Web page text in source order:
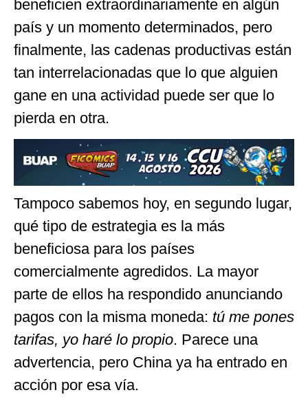
beneficien extraordinariamente en algún
país y un momento determinados, pero
finalmente, las cadenas productivas están
tan interrelacionadas que lo que alguien
gane en una actividad puede ser que lo
pierda en otra.
Tampoco sabemos hoy, en segundo lugar,
qué tipo de estrategia es la más
beneficiosa para los países
comercialmente agredidos. La mayor
parte de ellos ha respondido anunciando
pagos con la misma moneda: tú me pones
tarifas, yo haré lo propio. Parece una
advertencia, pero China ya ha entrado en
acción por esa vía.